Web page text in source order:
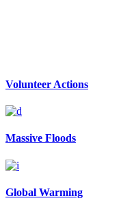
Volunteer Actions
Massive Floods
Global Warming